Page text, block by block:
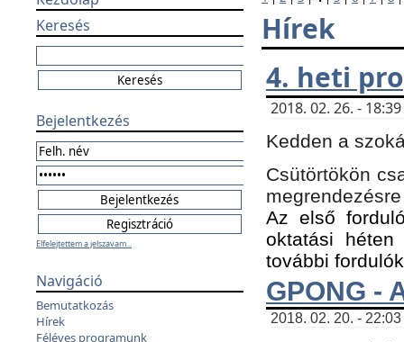
Keresés
Bejelentkezés
Elfelejtettem a jelszavam...
Navigáció
Bemutatkozás
Hírek
Féléves programunk
Hírek
4. heti
2018. 02. 26. -
Kedden a
Csütörtökön
Az első
oktatási
további
GPONG -
2018. 02. 20. -